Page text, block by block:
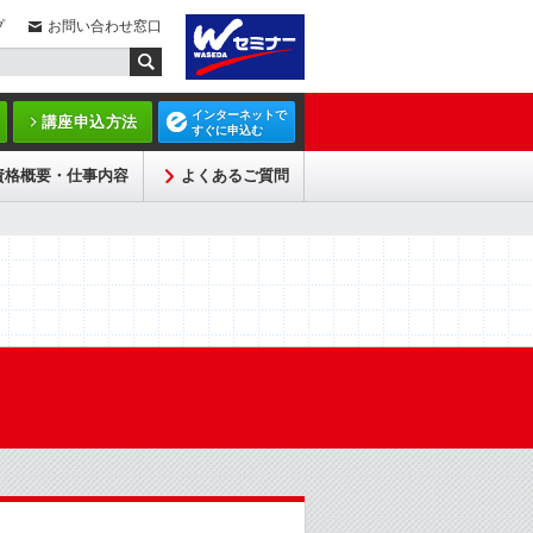
お問い合わせ窓口
講座申込方法
インターネットで
すぐに申込む
概要・仕事内容 よくあるご質問